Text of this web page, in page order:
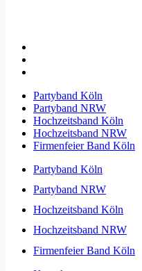
Partyband Köln
Partyband NRW
Hochzeitsband Köln
Hochzeitsband NRW
Firmenfeier Band Köln
Partyband Köln
Partyband NRW
Hochzeitsband Köln
Hochzeitsband NRW
Firmenfeier Band Köln